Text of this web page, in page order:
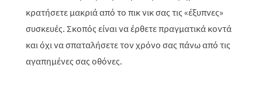
κρατήσετε μακριά από το πικ νικ σας τις «έξυπνες»
συσκευές. Σκοπός είναι να έρθετε πραγματικά κοντά
και όχι να σπαταλήσετε τον χρόνο σας πάνω από τις
αγαπημένες σας οθόνες.